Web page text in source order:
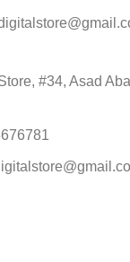
#34, Asad